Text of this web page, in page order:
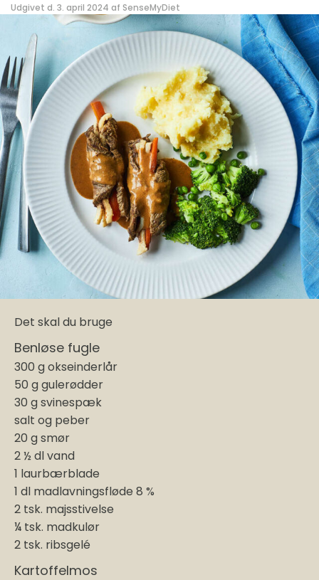
Udgivet d. 3. april 2024 af SenseMyDiet
Det skal du bruge
Benløse fugle
300 g okseinderlår
50 g gulerødder
30 g svinespæk
salt og peber
20 g smør
2 ½ dl vand
1 laurbærblade
1 dl madlavningsfløde 8 %
2 tsk. majsstivelse
¼ tsk. madkulør
2 tsk. ribsgelé
Kartoffelmos